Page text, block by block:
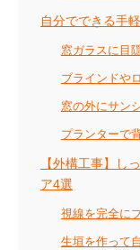
自分でできる手
窓ガラスに目
ブラインドや
窓の外にサン
プランターで
【外構工事】し
ア4選
視線を完全に
生垣を作って